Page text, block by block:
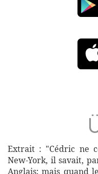
Extrait : "Cédric ne
New-York, il savait,
Anglais; mais quand